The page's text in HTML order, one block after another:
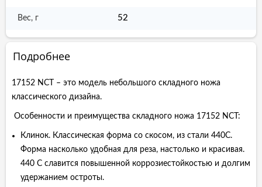
Вес, г 52
Подробнее
17152 NCT – это модель небольшого складного ножа
классического дизайна.
Особенности и преимущества складного ножа 17152 NCT:
Клинок. Классическая форма со скосом, из стали 440С.
Форма насколько удобная для реза, настолько и красивая.
440 С славится повышенной коррозиестойкостью и долгим
удержанием остроты.